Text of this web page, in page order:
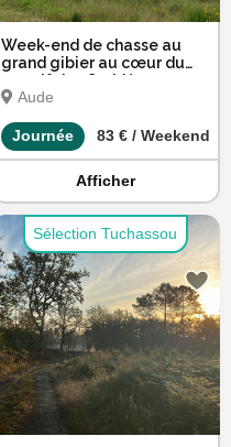
Week-end de chasse au
grand gibier au cœur du
massif des Corbières
Aude
Journée 83 € / Weekend
Afficher
Sélection Tuchassou